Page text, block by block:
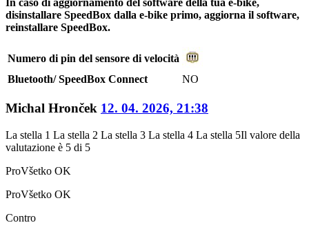
In caso di aggiornamento del software della tua e-bike,
disinstallare SpeedBox dalla e-bike primo, aggiorna il software,
reinstallare SpeedBox.
Numero di pin del sensore di velocità
Bluetooth/ SpeedBox Connect
NO
Michal Hronček 12. 04. 2026, 21:38
La stella 1 La stella 2 La stella 3 La stella 4 La stella 5Il valore della
valutazione è 5 di 5
ProVšetko OK
ProVšetko OK
Contro